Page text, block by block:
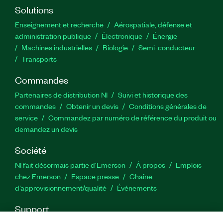
Server.
Numéro(s) de référence : 910978-11 | 910978-69
Solutions
Enseignement et recherche
Aérospatiale, défense et
administration publique
Électronique
Énergie​
Machines industrielles
Biologie
Semi-conducteur
Transports
Commandes
Partenaires de distribution NI
Suivi et historique des
commandes
Obtenir un devis
Conditions générales de
service
Commandez par numéro de référence du produit ou
demandez un devis
Société
NI fait désormais partie d'Emerson À propos
Emplois
chez Emerson
Espace presse
Chaîne
d’approvisionnement/qualité
Événements
Support